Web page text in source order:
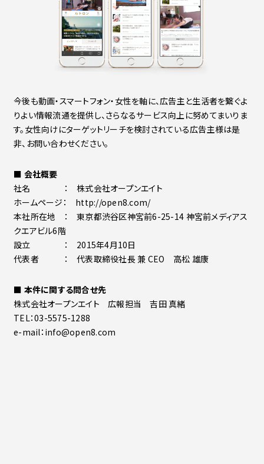
今後も動画・スマートフォン・女性を軸に、広告主と生活者を繋ぐよ
りよい情報流通を提供し、さらなるサービス向上に努めてまいりま
す。女性向けにターゲットリーチを検討されている広告主様は是
非、お問い合わせください。
■ 会社概要
社名 ： 株式会社オープンエイト
ホームページ： http://open8.com/
本社所在地 ： 東京都渋谷区神宮前6-25-14 神宮前メディアス
クエアビル6階
設立 ： 2015年4月10日
代表者 ： 代表取締役社長 兼 CEO 高松 雄康
■ 本件に関する問合せ先
株式会社オープンエイト 広報担当 吉田 真緒
TEL：03-5575-1288
e-mail：info@open8.com